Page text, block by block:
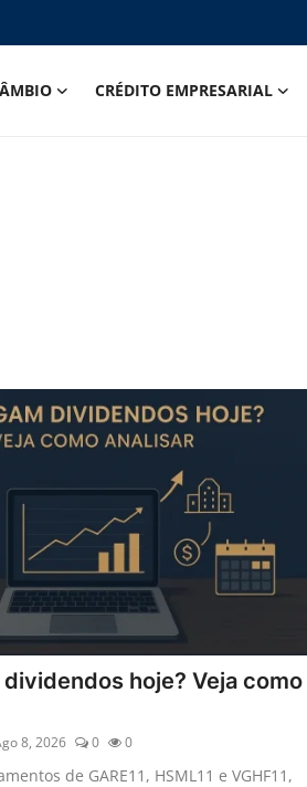
CRÉDITO EMPRESARIAL
dividendos hoje? Veja como
8, 2026 0 0
de GARE11, HSML11 e VGHF11,